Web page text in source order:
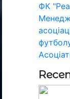
ФК